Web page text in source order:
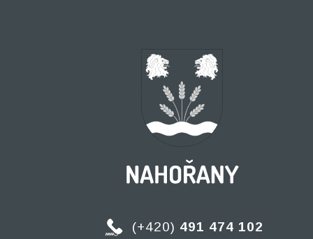
(+420) 491 474 102